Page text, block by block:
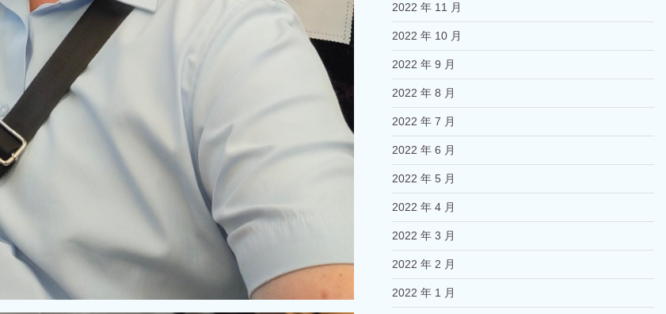
2022 年 11 月
2022 年 10 月
2022 年 9 月
2022 年 8 月
2022 年 7 月
2022 年 6 月
2022 年 5 月
2022 年 4 月
2022 年 3 月
2022 年 2 月
2022 年 1 月